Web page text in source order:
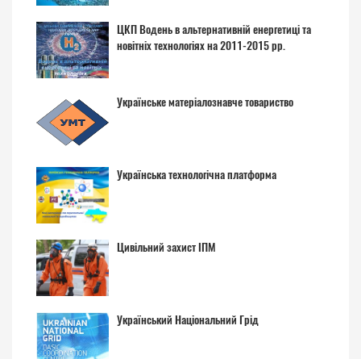
ЦКП Водень в альтернативній енергетиці та
новітніх технологіях на 2011-2015 рр.
Українське матеріалознавче товариство
Українська технологічна платформа
Цивільний захист ІПМ
Український Національний Грід